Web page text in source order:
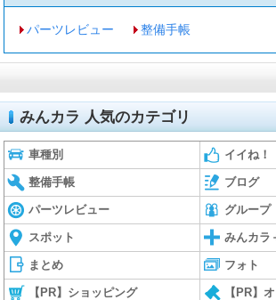
パーツレビュー 整備手帳
みんカラ 人気のカテゴリ
車種別 イイね！
整備手帳 ブログ
パーツレビュー グループ
スポット みんカラ
まとめ フォト
【PR】ショッピング 【PR】